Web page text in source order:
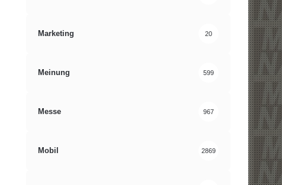
Marketing 20
Meinung 599
Messe 967
Mobil 2869